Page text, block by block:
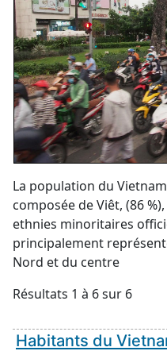
La population du
composée de Viêt, (86
ethnies minoritaires
principalement
Nord et du centre
Résultats 1 à 6 sur 6
Habitants du